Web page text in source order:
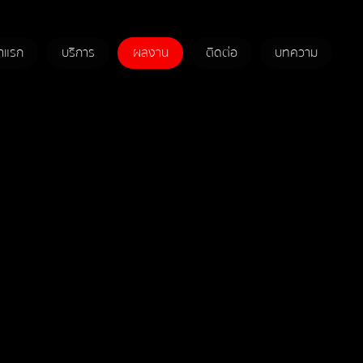
รก บริการ ผลงาน ติดต่อ บทความ